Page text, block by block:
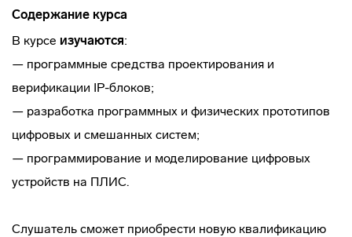
Содержание курса
В курсе изучаются:
— программные средства проектирования и
верификации IР-блоков;
— разработка программных и физических прототипов
цифровых и смешанных систем;
— программирование и моделирование цифровых
устройств на ПЛИС.
Слушатель сможет приобрести новую квалификацию